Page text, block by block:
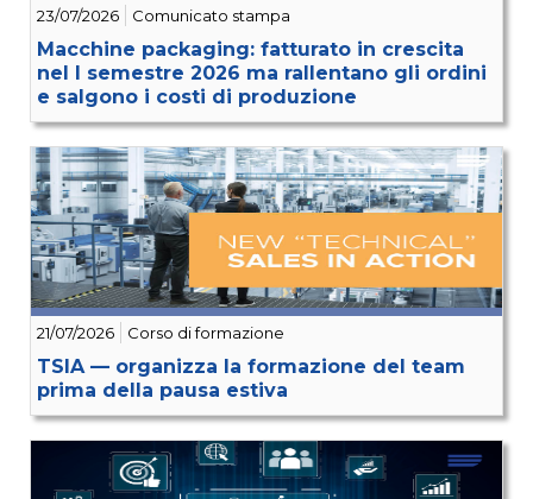
23/07/2026 Comunicato stampa
Macchine packaging: fatturato in crescita
nel I semestre 2026 ma rallentano gli ordini
e salgono i costi di produzione
21/07/2026 Corso di formazione
TSIA — organizza la formazione del team
prima della pausa estiva